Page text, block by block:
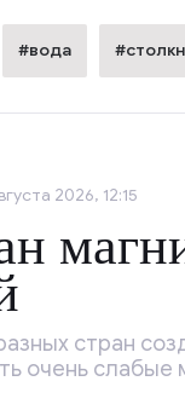
#вода
2026, 12:15
стран
очень слабые